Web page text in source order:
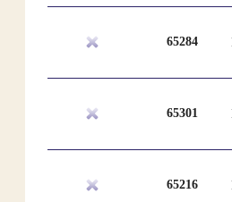
65284
65301
65216